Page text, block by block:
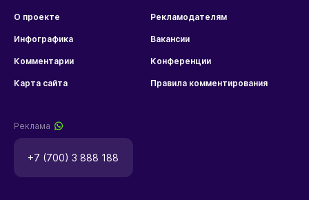
О проекте Рекламодателям
Инфографика Вакансии
Комментарии Конференции
Карта сайта Правила комментирования
Реклама
+7 (700) 3 888 188